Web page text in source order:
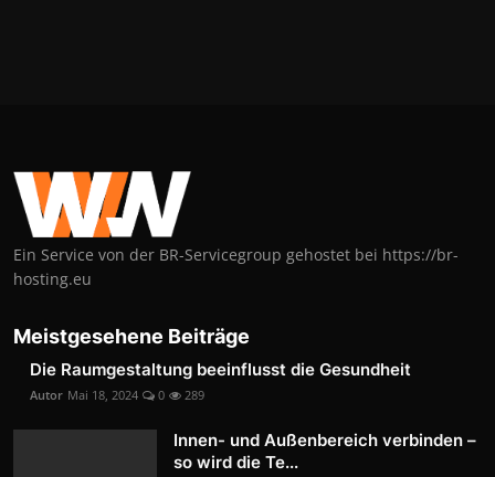
Ein Service von der BR-Servicegroup gehostet bei https://br-
hosting.eu
Meistgesehene Beiträge
Die Raumgestaltung beeinflusst die Gesundheit
Autor Mai 18, 2024 0 289
Innen- und Außenbereich verbinden –
so wird die Te...